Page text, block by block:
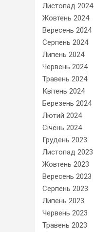
Листопад 2024
Жовтень 2024
Вересень 2024
Серпень 2024
Липень 2024
Червень 2024
Травень 2024
Квітень 2024
Березень 2024
Лютий 2024
Січень 2024
Грудень 2023
Листопад 2023
Жовтень 2023
Вересень 2023
Серпень 2023
Липень 2023
Червень 2023
Травень 2023